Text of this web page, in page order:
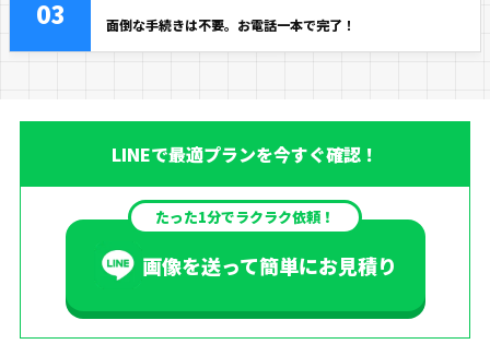
03 面倒な手続きは不要。お電話一本で完了！
LINEで最適プランを今すぐ確認！
たった1分でラクラク依頼！
画像を送って簡単にお見積り